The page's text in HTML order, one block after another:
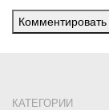
Комментировать
КАТЕГОРИИ